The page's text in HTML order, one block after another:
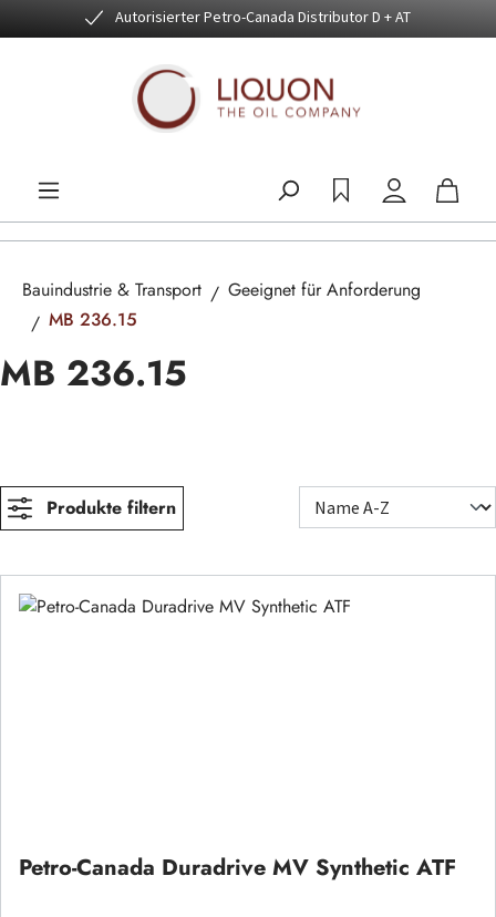
Zum Hauptinhalt springenAutorisierter Petro-Canada Distributor D + AT
Bauindustrie & Transport
Geeignet für Anforderung
MB 236.15
MB 236.15
Produkte filtern
Petro-Canada Duradrive MV Synthetic ATF